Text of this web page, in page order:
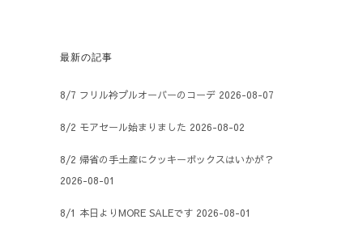
最新の記事
8/7 フリル衿プルオーバーのコーデ 2026-08-07
8/2 モアセール始まりました 2026-08-02
8/2 帰省の手土産にクッキーボックスはいかが？
2026-08-01
8/1 本日よりMORE SALEです 2026-08-01